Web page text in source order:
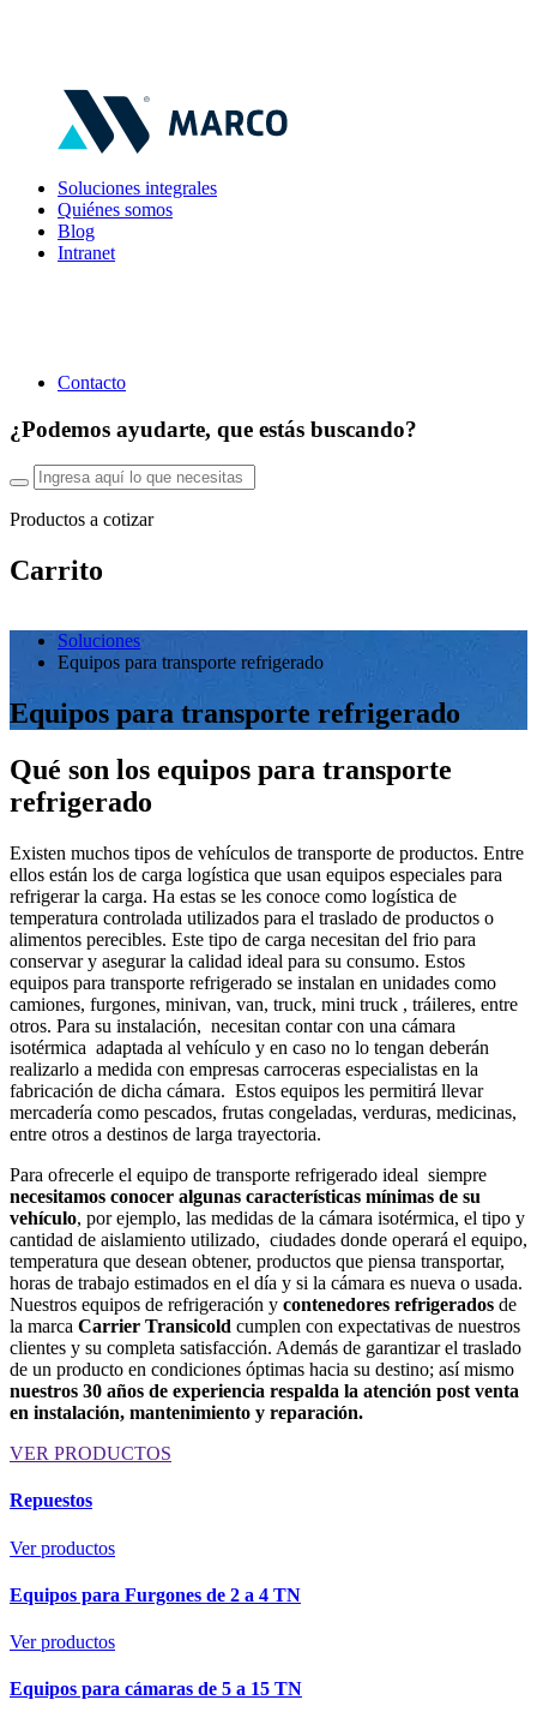
Soluciones integrales
Quiénes somos
Blog
Intranet
Contacto
¿Podemos ayudarte, que estás buscando?
Productos a cotizar
Carrito
Soluciones
Equipos para transporte refrigerado
Equipos para transporte refrigerado
Qué son los equipos para transporte
refrigerado
Existen muchos tipos de vehículos de transporte de productos. Entre
ellos están los de carga logística que usan equipos especiales para
refrigerar la carga. Ha estas se les conoce como logística de
temperatura controlada utilizados para el traslado de productos o
alimentos perecibles. Este tipo de carga necesitan del frio para
conservar y asegurar la calidad ideal para su consumo. Estos
equipos para transporte refrigerado se instalan en unidades como
camiones, furgones, minivan, van, truck, mini truck , tráileres, entre
otros. Para su instalación, necesitan contar con una cámara
isotérmica adaptada al vehículo y en caso no lo tengan deberán
realizarlo a medida con empresas carroceras especialistas en la
fabricación de dicha cámara. Estos equipos les permitirá llevar
mercadería como pescados, frutas congeladas, verduras, medicinas,
entre otros a destinos de larga trayectoria.
Para ofrecerle el equipo de transporte refrigerado ideal siempre
necesitamos conocer algunas características mínimas de su
vehículo, por ejemplo, las medidas de la cámara isotérmica, el tipo y
cantidad de aislamiento utilizado, ciudades donde operará el equipo,
temperatura que desean obtener, productos que piensa transportar,
horas de trabajo estimados en el día y si la cámara es nueva o usada.
Nuestros equipos de refrigeración y contenedores refrigerados de
la marca Carrier Transicold cumplen con expectativas de nuestros
clientes y su completa satisfacción. Además de garantizar el traslado
de un producto en condiciones óptimas hacia su destino; así mismo
nuestros 30 años de experiencia respalda la atención post venta
en instalación, mantenimiento y reparación.
VER PRODUCTOS
Repuestos
Ver productos
Equipos para Furgones de 2 a 4 TN
Ver productos
Equipos para cámaras de 5 a 15 TN